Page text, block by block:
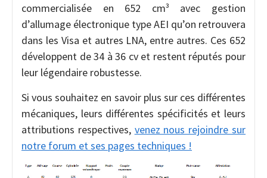
commercialisée en 652 cm³ avec gestion
d’allumage électronique type AEI qu’on retrouvera
dans les Visa et autres LNA, entre autres. Ces 652
développent de 34 à 36 cv et restent réputés pour
leur légendaire robustesse.
Si vous souhaitez en savoir plus sur ces différentes
mécaniques, leurs différentes spécificités et leurs
attributions respectives, venez nous rejoindre sur
notre forum et ses pages techniques !